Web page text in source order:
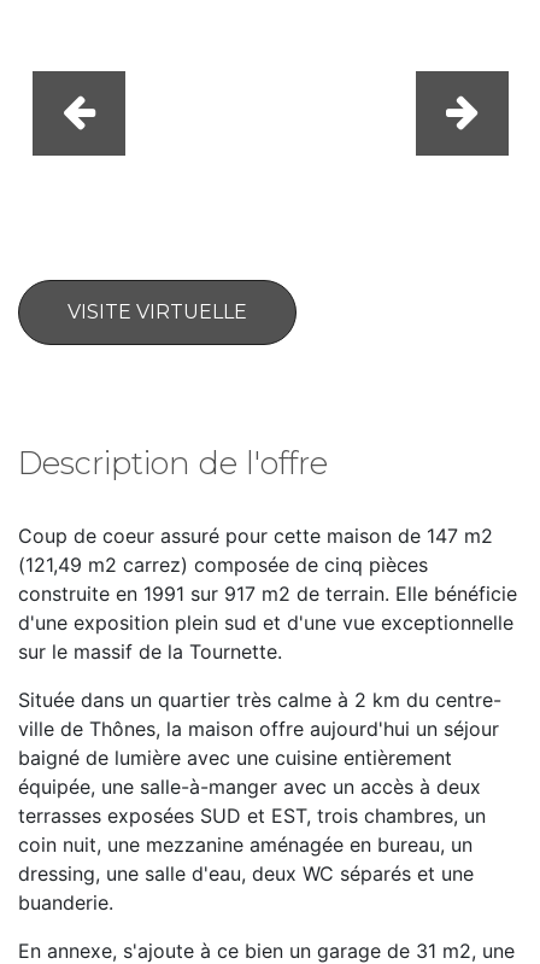
VISITE VIRTUELLE
Description de l'offre
Coup de coeur assuré pour cette maison de 147 m2
(121,49 m2 carrez) composée de cinq pièces
construite en 1991 sur 917 m2 de terrain. Elle bénéficie
d'une exposition plein sud et d'une vue exceptionnelle
sur le massif de la Tournette.
Située dans un quartier très calme à 2 km du centre-
ville de Thônes, la maison offre aujourd'hui un séjour
baigné de lumière avec une cuisine entièrement
équipée, une salle-à-manger avec un accès à deux
terrasses exposées SUD et EST, trois chambres, un
coin nuit, une mezzanine aménagée en bureau, un
dressing, une salle d'eau, deux WC séparés et une
buanderie.
En annexe, s'ajoute à ce bien un garage de 31 m2, une